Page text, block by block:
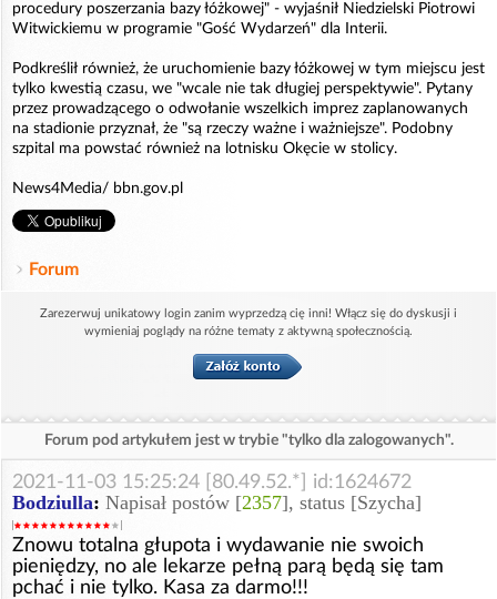
procedury poszerzania bazy łóżkowej" - wyjaśnił Niedzielski Piotrowi
Witwickiemu w programie "Gość Wydarzeń" dla Interii.
Podkreślił również, że uruchomienie bazy łóżkowej w tym miejscu jest
tylko kwestią czasu, we "wcale nie tak długiej perspektywie". Pytany
przez prowadzącego o odwołanie wszelkich imprez zaplanowanych
na stadionie przyznał, że "są rzeczy ważne i ważniejsze". Podobny
szpital ma powstać również na lotnisku Okęcie w stolicy.
News4Media/ bbn.gov.pl
Forum
Zarezerwuj unikatowy login zanim wyprzedzą cię inni! Włącz się do dyskusji i
wymieniaj poglądy na różne tematy z aktywną społecznością.
Forum pod artykułem jest w trybie "tylko dla zalogowanych".
2021-11-03 15:25:24 [80.49.52.*] id:1624672
Bodziulla: Napisał postów [2357], status [Szycha]
Znowu totalna głupota i wydawanie nie swoich
pieniędzy, no ale lekarze pełną parą będą się tam
pchać i nie tylko. Kasa za darmo!!!